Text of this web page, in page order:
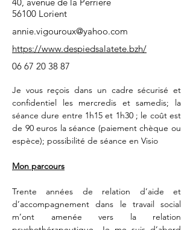
56100 Lorient
annie.vigouroux@yahoo.com
https://www.despiedsalatete.bzh/
06 67 20 38 87
Je vous reçois dans un cadre sécurisé et
confidentiel les mercredis et samedis; la
séance dure entre 1h15 et 1h30 ; le coût est
de 90 euros la séance (paiement chèque ou
espèce); possibilité de séance en Visio
Mon parcours
Trente années de relation d’aide et
d’accompagnement dans le travail social
m’ont amenée vers la relation